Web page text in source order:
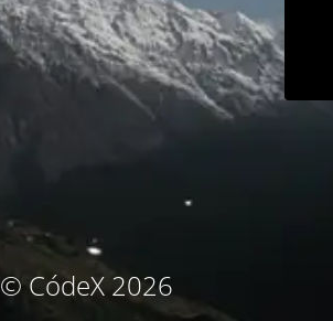
© CódeX 2026